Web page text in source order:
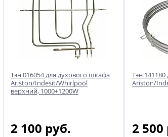
Тэн 016054 для духового шкафа
Ariston/Indesit/Whirlpool
верхний, 1000+1200W
2 100 руб.
Тэн 141180
Ariston/
2 500